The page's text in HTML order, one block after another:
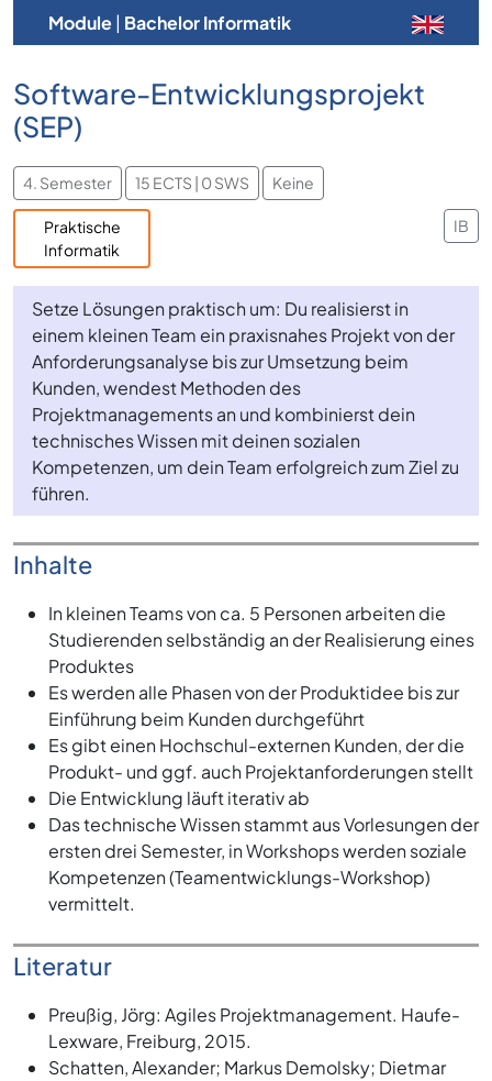
Module| Bachelor Informatik
Software-Entwicklungsprojekt
(SEP)
4. Semester 15 ECTS | 0 SWS Keine
Praktische
Informatik
IB
Setze Lösungen praktisch um: Du realisierst in
einem kleinen Team ein praxisnahes Projekt von der
Anforderungsanalyse bis zur Umsetzung beim
Kunden, wendest Methoden des
Projektmanagements an und kombinierst dein
technisches Wissen mit deinen sozialen
Kompetenzen, um dein Team erfolgreich zum Ziel zu
führen.
Inhalte
In kleinen Teams von ca. 5 Personen arbeiten die
Studierenden selbständig an der Realisierung eines
Produktes
Es werden alle Phasen von der Produktidee bis zur
Einführung beim Kunden durchgeführt
Es gibt einen Hochschul-externen Kunden, der die
Produkt- und ggf. auch Projektanforderungen stellt
Die Entwicklung läuft iterativ ab
Das technische Wissen stammt aus Vorlesungen der
ersten drei Semester, in Workshops werden soziale
Kompetenzen (Teamentwicklungs-Workshop)
vermittelt.
Literatur
Preußig, Jörg: Agiles Projektmanagement. Haufe-
Lexware, Freiburg, 2015.
Schatten, Alexander; Markus Demolsky; Dietmar